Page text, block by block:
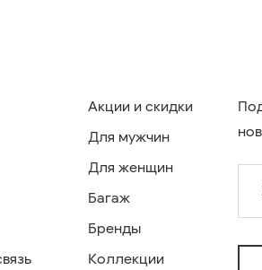
Акции и скидки
Для мужчин
Для женщин
Багаж
Бренды
Коллекции